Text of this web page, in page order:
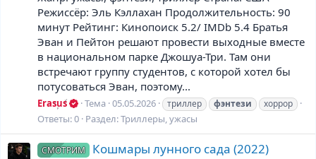
Режиссёр: Эль Кэллахан Продолжительность: 90
минут Рейтинг: Кинопоиск 5.2/ IMDb 5.4 Братья
Эван и Пейтон решают провести выходные вместе
в национальном парке Джошуа-Три. Там они
встречают группу студентов, с которой хотел бы
потусоваться Эван, поэтому...
Erasus Тема 05.05.2026 триллер фэнтези хоррор
Ответы: 0 Раздел:Триллеры, ужасы
СМОТРИМ Кошмары лунного сада (2022)